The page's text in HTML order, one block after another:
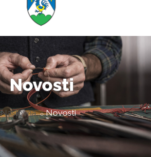
Novosti
Naslovna Novosti